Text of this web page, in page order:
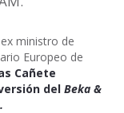
ministro de
Europeo de
Cañete
delBeka &